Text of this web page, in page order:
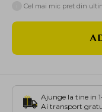
Cel mai mic pret din
Ajunge la tine in
Ai transport